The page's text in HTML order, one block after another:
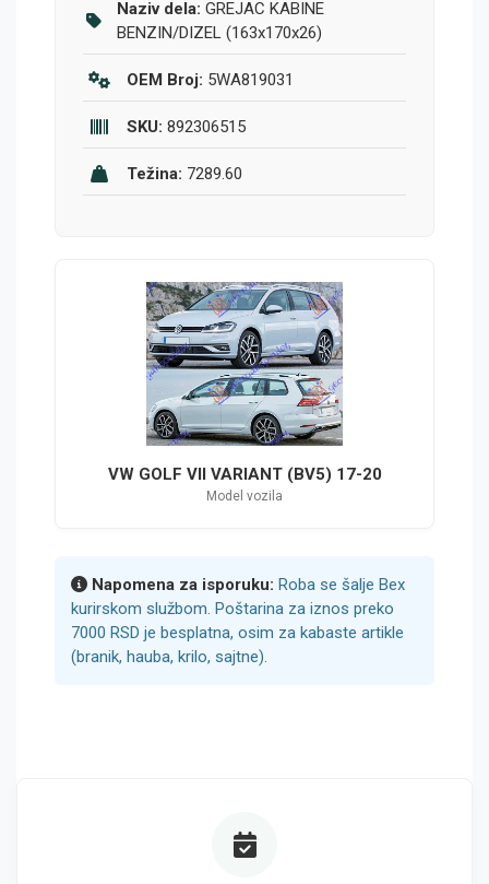
Naziv dela: GREJAC KABINE
BENZIN/DIZEL (163x170x26)
OEM Broj: 5WA819031
SKU: 892306515
Težina: 7289.60
VW GOLF VII VARIANT (BV5) 17-20
Model vozila
Napomena za isporuku: Roba se šalje Bex
kurirskom službom. Poštarina za iznos preko
7000 RSD je besplatna, osim za kabaste artikle
(branik, hauba, krilo, sajtne).